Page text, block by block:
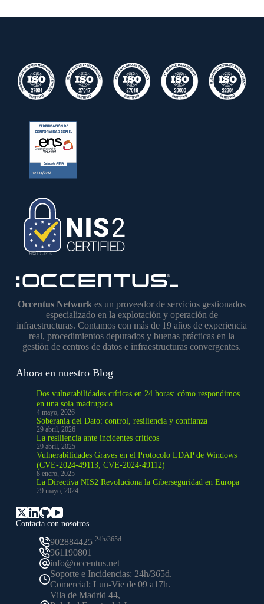
Occentus Network es un proveedor de servicios gestionados
especializado en la explotación y operación de
infraestructuras. Contamos con más de 19 años de experiencia
real, procedimientos depurados y buenas prácticas en la
gestión de centros de datos e infraestructuras convergentes.
Contacta con nosotros
902884425 24h/365d
961190801
info@occentus.net
Soporte e Incidencias: 24h/365d.
Comercial: Lun-Vie de 09 a17h.
Vila de Madrid 44,
Ahora en nuestro Blog
Dos vulnerabilidades críticas en 24 horas: cómo respondimos
en una sola madrugada
4 mayo, 2026
Soberanía del Dato: control, resiliencia y confianza
29 abril, 2026
La resiliencia ante incidentes críticos
29 abril, 2025
Vulnerabilidades Graves en el Protocolo LDAP de Windows
(CVE-2024-49113, CVE-2024-49112)
8 enero, 2025
La Directiva NIS2 Revoluciona la Ciberseguridad en Europa
29 mayo, 2024